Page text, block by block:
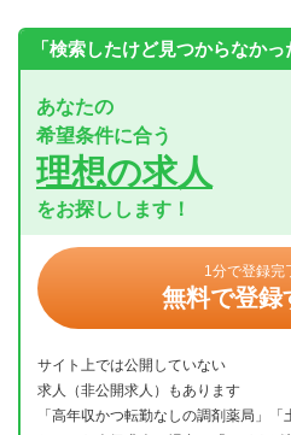
「検索したけど見つからなかっ
あなたの
希望条件に合う
理想の求人
をお探しします！
1分で登録完
無料で登録
サイト上では公開していない
求人（非公開求人）もあります
「高年収かつ転勤なしの調剤薬局」「